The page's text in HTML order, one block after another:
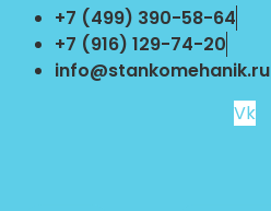
Перейти
содержимому
+7 (499) 390-58-64
+7 (916) 129-74-20
info@stankomehanik.ru
Vk